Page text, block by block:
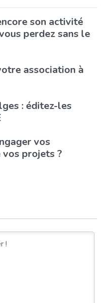
son activité
perdez sans le
association à
: éditez-les
vos
projets ?